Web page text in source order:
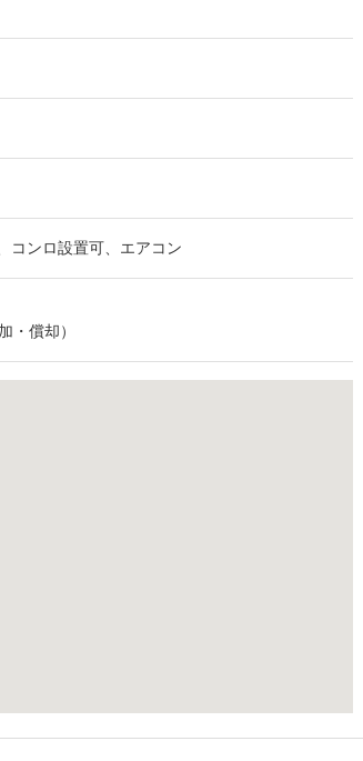
コンロ設置可、エアコン
・償却）